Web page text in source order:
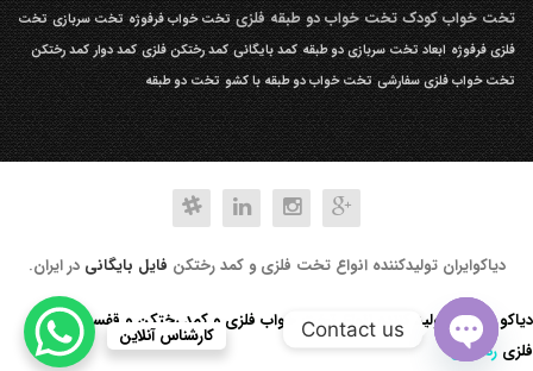
تخت خواب کودک تخت خواب دو طبقه فلزی تخت خواب فرفوژه تخت سربازی تخت
فلزی فرفوژه ابعاد تخت سربازی دو طبقه کمد بایگانی کمد رختکن فلزی کمد دوار کمد رختکن
تخت خواب فلزی سفارشی تخت خواب دو طبقه با کشو تخت دو طبقه
دیاکوایران تولیدکننده انواع تخت فلزی و کمد رختکن فایل بایگانی در ایران.
کارشناس آنلاین
دیاکو صنعت تولید کننده انواع تخت خواب فلزی و کمد رختکن و قفسه کتابخانه
فلزی رد کردن
Contact us